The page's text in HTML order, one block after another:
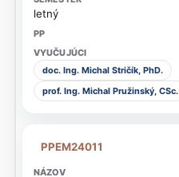
letný
doc. Ing. Michal Stričík, PhD.
prof. Ing. Michal Pružinský, CSc.
PPEM24011